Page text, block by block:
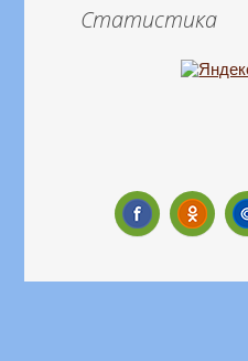
Статистика